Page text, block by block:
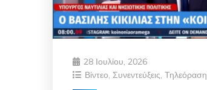
28 Ιουλίου, 2026
Βίντεο, Συνεντεύξεις, Τηλεόραση